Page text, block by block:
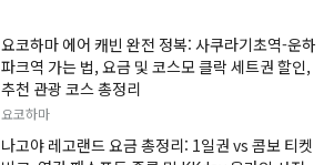
요코하마 에어 캐빈 완전 정복: 사쿠라기초역-운하
파크역 가는 법, 요금 및 코스모 클락 세트권 할인,
추천 관광 코스 총정리
요코하마
나고야 레고랜드 요금 총정리: 1일권 vs 콤보 티켓